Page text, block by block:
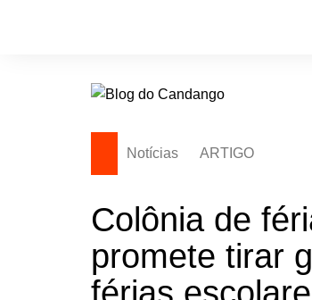
Notícias ARTIGO
Colônia de
promete tirar
férias